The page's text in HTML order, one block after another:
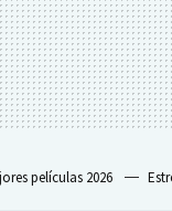
películas 2026